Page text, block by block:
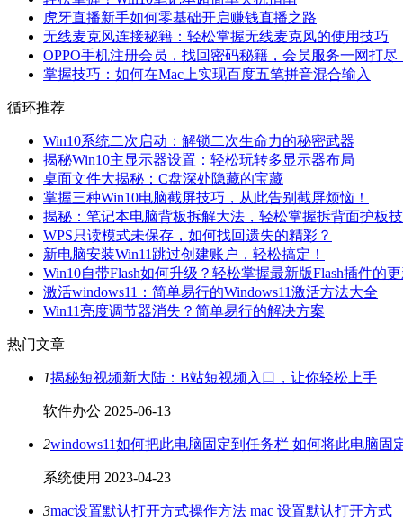
虎牙直播新手如何零基础开启赚钱直播之路
无线麦克风连接秘籍：轻松掌握无线麦克风的使用技巧
OPPO手机注册会员，找回密码秘籍，会员服务一网打尽
掌握技巧：如何在Mac上实现百度五笔拼音混合输入
循环推荐
Win10系统二次启动：解锁二次生命力的秘密武器
揭秘Win10主显示器设置：轻松玩转多显示器布局
桌面文件大揭秘：C盘深处隐藏的宝藏
掌握三种Win10电脑截屏技巧，从此告别截屏烦恼！
揭秘：笔记本电脑背板拆解大法，轻松掌握拆背面护板技
WPS只读模式未保存，如何找回遗失的精彩？
新电脑安装Win11跳过创建账户，轻松搞定！
Win10自带Flash如何升级？轻松掌握最新版Flash插件的
激活windows11：简单易行的Windows11激活方法大全
Win11亮度调节器消失？简单易行的解决方案
热门文章
1揭秘短视频新大陆：B站短视频入口，让你轻松上手
软件办公 2025-06-13
2windows11如何把此电脑固定到任务栏 如何将此电脑固
系统使用 2023-04-23
3mac设置默认打开方式操作方法 mac 设置默认打开方式